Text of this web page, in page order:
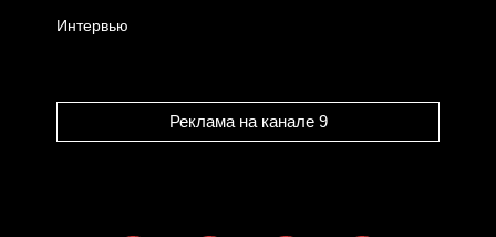
Интервью
Реклама на канале 9